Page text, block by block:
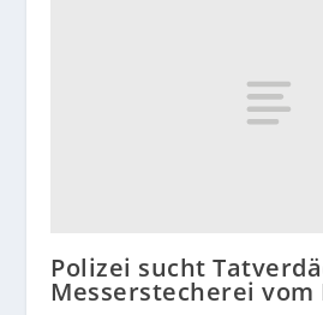
Polizei sucht
Messerstecherei vom